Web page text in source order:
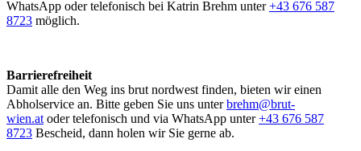
WhatsApp oder telefonisch bei Katrin Brehm unter+43 676 587
8723 möglich.
Barrierefreiheit
Damit alle den Weg ins brut nordwest finden, bieten wir einen
Abholservice an. Bitte geben Sie uns unterbrehm@brut-
wien.at oder telefonisch und via WhatsApp unter+43 676 587
8723 Bescheid, dann holen wir Sie gerne ab.